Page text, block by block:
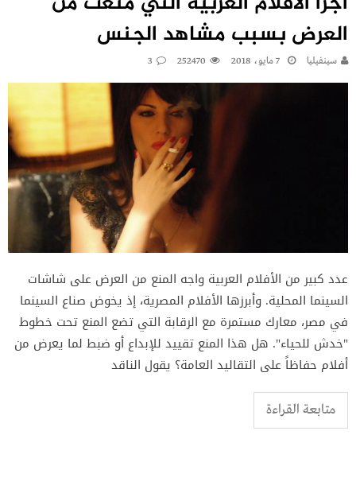
العرض بسبب مشاهد الجنس
سينفيليا 7 مايو، 2018 252470
3
عدد كبير من الأفلام العربية واجه المنع من العرض على شاشات
السينما المحلية. وأبرزها الأفلام المصرية، إذ يخوض صناع السينما
في مصر، معارك مستمرة مع الرقابة التي تضع المنع تحت خطوط
"خدش للحياء". هل هذا المنع تقييد للإبداع أو ضبط لما يعرض من
أفلام حفاظاً على التقاليد العامة؟ يقول الناقد
متابعة القراءة